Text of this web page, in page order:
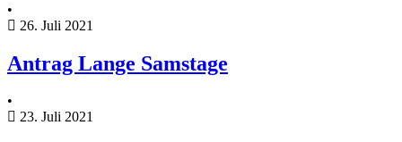
•
26. Juli 2021
Antrag Lange Samstage
•
23. Juli 2021